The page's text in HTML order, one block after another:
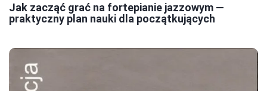
Jak zacząć grać na fortepianie jazzowym —
praktyczny plan nauki dla początkujących